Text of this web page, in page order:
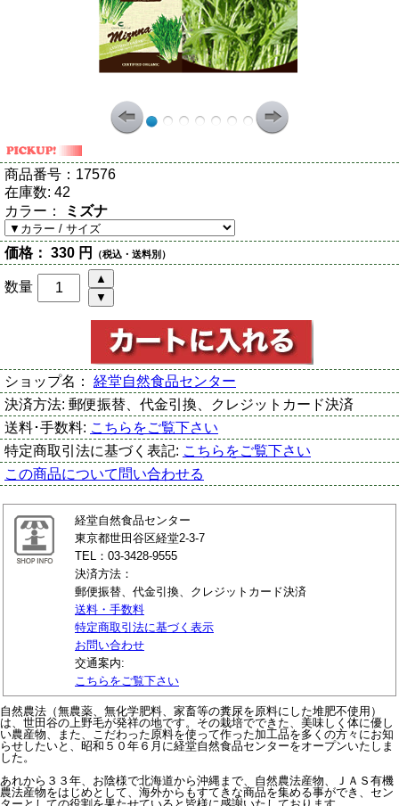
商品番号： 17576
在庫数: 42
カラー： ミズナ
価格： 330 円 （税込・送料別）
数量
ショップ名： 経堂自然食品センター
決済方法: 郵便振替、代金引換、クレジットカード決済
送料･手数料: こちらをご覧下さい
特定商取引法に基づく表記: こちらをご覧下さい
この商品について問い合わせる
経堂自然食品センター
東京都世田谷区経堂2-3-7
TEL：03-3428-9555
決済方法：
郵便振替、代金引換、クレジットカード決済
送料・手数料
特定商取引法に基づく表示
お問い合わせ
交通案内:
こちらをご覧下さい
自然農法（無農薬、無化学肥料、家畜等の糞尿を原料にした堆肥不使用）
は、世田谷の上野毛が発祥の地です。その栽培でできた、美味しく体に優し
い農産物、また、こだわった原料を使って作った加工品を多くの方々にお知
らせしたいと、昭和５０年６月に経堂自然食品センターをオープンいたしま
した。
あれから３３年、お陰様で北海道から沖縄まで、自然農法産物、ＪＡＳ有機
農法産物をはじめとして、海外からもすてきな商品を集める事ができ、セン